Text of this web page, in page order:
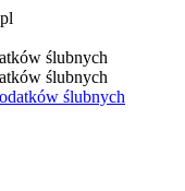
ślubnych
ślubnych